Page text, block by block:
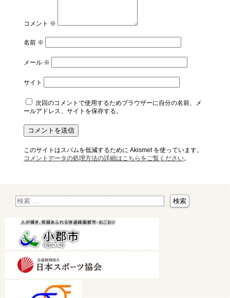
コメント ※
名前 ※
メール ※
サイト
次回のコメントで使用するためブラウザーに自分の名前、メ
ールアドレス、サイトを保存する。
このサイトはスパムを低減するために Akismet を使っています。
コメントデータの処理方法の詳細はこちらをご覧ください。